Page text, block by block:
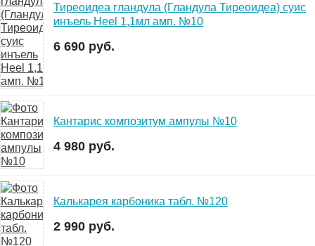
Тиреоидеа гландула (Гландула Тиреоидеа) суис
инъель Heel 1,1мл амп. №10
6 690 руб.
Кантарис композитум ампулы №10
4 980 руб.
Калькарея карбоника табл. №120
2 990 руб.